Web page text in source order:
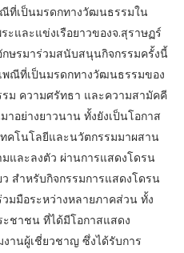
ณีที่เป็นมรดกทางวัฒนธรรมใน
และแข่งเรือยาวของจ.สุราษฏร์
ษรมาร่วมสนับสนุนกิจกรรมครั้งนี้
ณีที่เป็นมรดกทางวัฒนธรรมของ
ม ความศรัทธา และความสามัคคี
อย่างยาวนาน ทั้งยังเป็นโอกาส
คโนโลยีและนวัตกรรมมาผสาน
และลงตัว ผ่านการแสดงโดรน
ว สำหรับกิจกรรมการแสดงโดรน
มมือระหว่างหลายภาคส่วน ทั้ง
ชาชน ที่ได้มีโอกาสแสดง
านผู้เชี่ยวชาญ ซึ่งได้รับการ